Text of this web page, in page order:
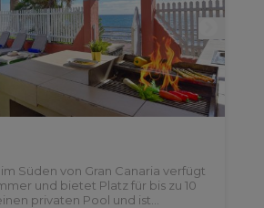
im Süden von Gran Canaria verfügt
und bietet Platz für bis zu 10
privaten Pool und ist